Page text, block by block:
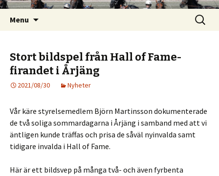
Menu
Search
for:
Stort bildspel från Hall of Fame-
firandet i Årjäng
2021/08/30 Nyheter
Vår käre styrelsemedlem Björn Martinsson dokumenterade
de två soliga sommardagarna i Årjäng i samband med att vi
äntligen kunde träffas och prisa de såväl nyinvalda samt
tidigare invalda i Hall of Fame.
Här är ett bildsvep på många två- och även fyrbenta